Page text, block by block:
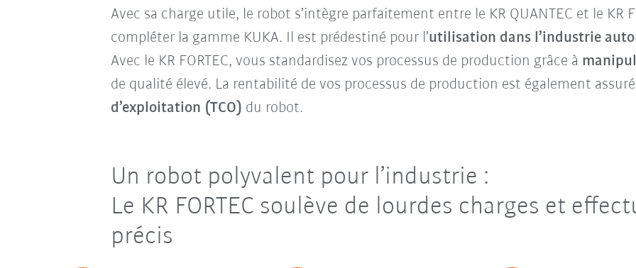
Avec sa charge utile, le robot s’intègre parfaitement entre le KR QUANTEC et le KR
compléter la gamme KUKA. Il est prédestiné pour l’utilisation dans l’industrie
Avec le KR FORTEC, vous standardisez vos processus de production grâce à
de qualité élevé. La rentabilité de vos processus de production est également
d’exploitation (TCO) du robot.
Un robot polyvalent pour l’industrie :
Le KR FORTEC soulève de lourdes charges et
précis